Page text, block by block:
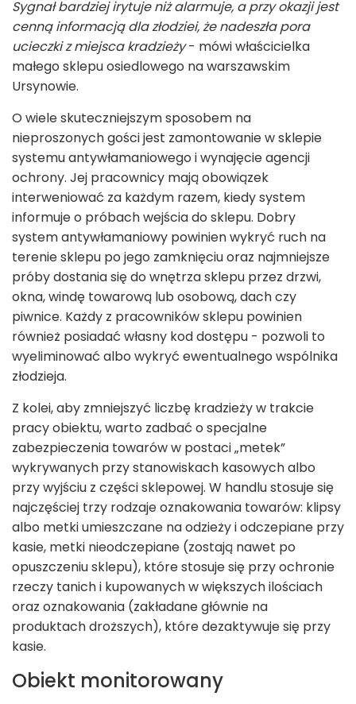
Sygnał bardziej irytuje niż alarmuje, a przy okazji jest
cenną informacją dla złodziei, że nadeszła pora
ucieczki z miejsca kradzieży- mówi właścicielka
małego sklepu osiedlowego na warszawskim
Ursynowie.
O wiele skuteczniejszym sposobem na
nieproszonych gości jest zamontowanie w sklepie
systemu antywłamaniowego i wynajęcie agencji
ochrony. Jej pracownicy mają obowiązek
interweniować za każdym razem, kiedy system
informuje o próbach wejścia do sklepu. Dobry
system antywłamaniowy powinien wykryć ruch na
terenie sklepu po jego zamknięciu oraz najmniejsze
próby dostania się do wnętrza sklepu przez drzwi,
okna, windę towarową lub osobową, dach czy
piwnice. Każdy z pracowników sklepu powinien
również posiadać własny kod dostępu - pozwoli to
wyeliminować albo wykryć ewentualnego wspólnika
złodzieja.
Z kolei, aby zmniejszyć liczbę kradzieży w trakcie
pracy obiektu, warto zadbać o specjalne
zabezpieczenia towarów w postaci „metek”
wykrywanych przy stanowiskach kasowych albo
przy wyjściu z części sklepowej. W handlu stosuje się
najczęściej trzy rodzaje oznakowania towarów: klipsy
albo metki umieszczane na odzieży i odczepiane przy
kasie, metki nieodczepiane (zostają nawet po
opuszczeniu sklepu), które stosuje się przy ochronie
rzeczy tanich i kupowanych w większych ilościach
oraz oznakowania (zakładane głównie na
produktach droższych), które dezaktywuje się przy
kasie.
Obiekt monitorowany